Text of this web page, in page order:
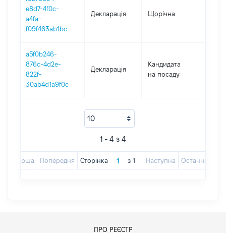
e8d7-4f0c-
a4fa-
f09f463ab1bc
Декларація Щорічна
a5f0b246-
876c-4d2e-
822f-
30ab4d1a9f0c
Декларація
Кандидата
на посаду
1 - 4 з 4
Перша Попередня Сторінка з 1 Наступна Остання
ПРО РЕЄСТР